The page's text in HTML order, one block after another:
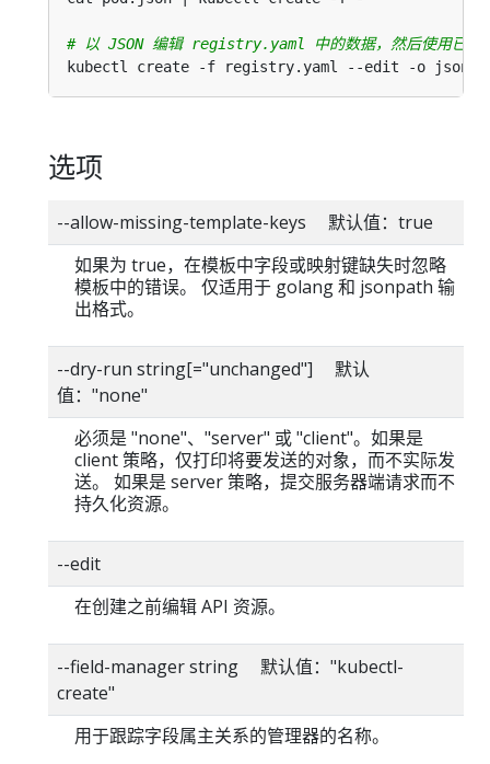
# 以 JSON 编辑 registry.yaml 中的数据，然后使用已编
选项
--allow-missing-template-keys 默认值：true
如果为 true，在模板中字段或映射键缺失时忽略
模板中的错误。 仅适用于 golang 和 jsonpath 输
出格式。
--dry-run string[="unchanged"] 默认
值："none"
必须是 "none"、"server" 或 "client"。如果是
client 策略，仅打印将要发送的对象，而不实际发
送。 如果是 server 策略，提交服务器端请求而不
持久化资源。
--edit
在创建之前编辑 API 资源。
--field-manager string 默认值："kubectl-
create"
用于跟踪字段属主关系的管理器的名称。